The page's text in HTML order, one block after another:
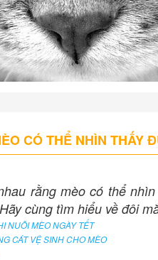
CÓ THỂ NHÌN THẤY
rằng mèo có thể
cùng tìm hiểu về đôi
NUÔI MÈO NGÀY TẾT
CÁT VỆ SINH CHO MÈO